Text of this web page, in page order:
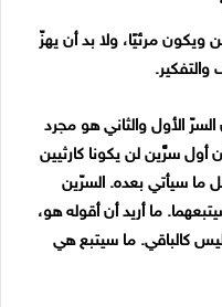
مرئيًا، ولا بد أن يهزّ
والتفكير.
الأول والثاني هو مجرد
سرَّين لن يكونا كارثيين
ما سيأتي بعده. السرّين
ما أريد أن أقوله هو،
ليس كالباقي. ما سيتبع هي